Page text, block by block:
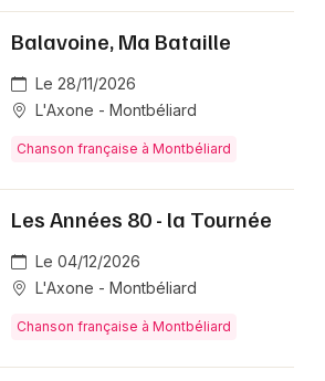
Balavoine, Ma Bataille
Le 28/11/2026
L'Axone - Montbéliard
Chanson française à Montbéliard
Les Années 80 - la Tournée
Le 04/12/2026
L'Axone - Montbéliard
Chanson française à Montbéliard